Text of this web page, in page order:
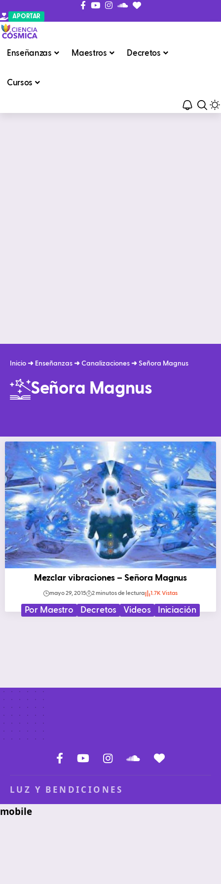
APORTAR
Enseñanzas Maestros Decretos
Cursos
Inicio ➜ Enseñanzas ➜ Canalizaciones ➜ Señora Magnus
Señora Magnus
Mezclar vibraciones – Señora Magnus
mayo 29, 2015 2 minutos de lectura 1.7K Vistas
Por Maestro Decretos Videos Iniciación
LUZ Y BENDICIONES